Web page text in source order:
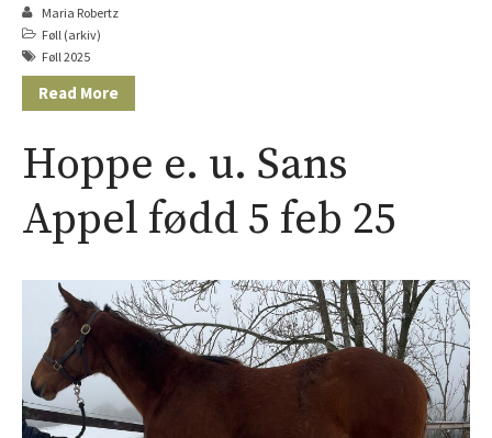
Maria Robertz
Føll (arkiv)
Føll 2025
Read More
Hoppe e. u. Sans
Appel fødd 5 feb 25